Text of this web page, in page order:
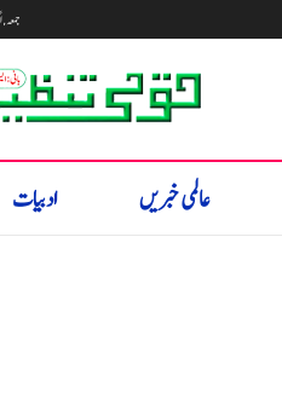
جمعہ,
عالمی خبریں ادبیات